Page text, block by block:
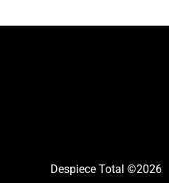
Despiece Total ©2026